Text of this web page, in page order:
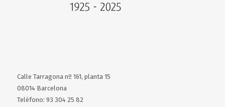
Calle Tarragona nº 161, planta 15
08014 Barcelona
Teléfono: 93 304 25 82